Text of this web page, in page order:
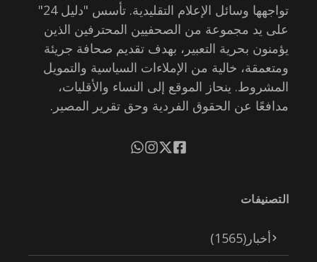
تواجهها وسائل الإعلام التقليدية. تأسس "دليل 24"
على يد مجموعة من الصحفيين المحترفين الذين
يؤمنون بحرية التعبير، بهدف تقديم صحافة جريئة
ومتعمقة، خالية من الإملاءات السياسية والتمويل
المشروط. ينحاز الموقع إلى النساء والأقليات،
مدافعًا عن الحقوق الفردية وحق تقرير المصير.
التصنيفات
أخبار (1565)